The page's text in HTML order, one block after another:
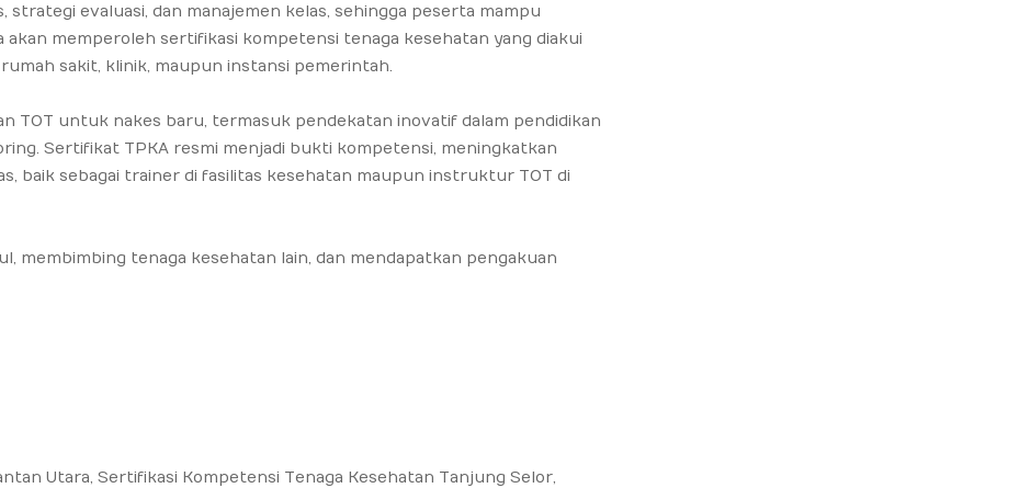
evaluasi, dan manajemen kelas, sehingga peserta mampu
memperoleh sertifikasi kompetensi tenaga kesehatan yang diakui
sakit, klinik, maupun instansi pemerintah.
TOT untuk nakes baru, termasuk pendekatan inovatif dalam pendidikan
Sertifikat TPKA resmi menjadi bukti kompetensi, meningkatkan
baik sebagai trainer di fasilitas kesehatan maupun instruktur TOT di
membimbing tenaga kesehatan lain, dan mendapatkan pengakuan
Utara, Sertifikasi Kompetensi Tenaga Kesehatan Tanjung Selor,